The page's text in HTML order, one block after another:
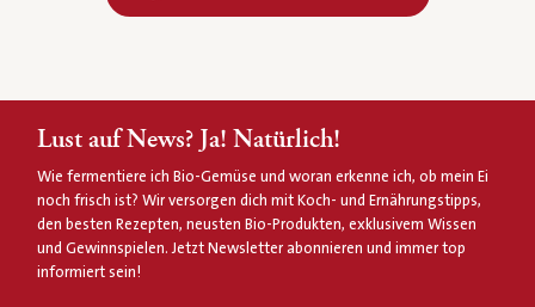
Lust auf News? Ja! Natürlich!
Wie fermentiere ich Bio-Gemüse und woran erkenne ich, ob mein Ei
noch frisch ist? Wir versorgen dich mit Koch- und Ernährungstipps,
den besten Rezepten, neusten Bio-Produkten, exklusivem Wissen
und Gewinnspielen. Jetzt Newsletter abonnieren und immer top
informiert sein!